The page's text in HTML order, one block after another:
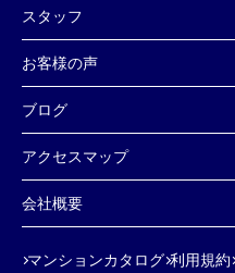
スタッフ
お客様の声
ブログ
アクセスマップ
会社概要
マンションカタログ 利用規約